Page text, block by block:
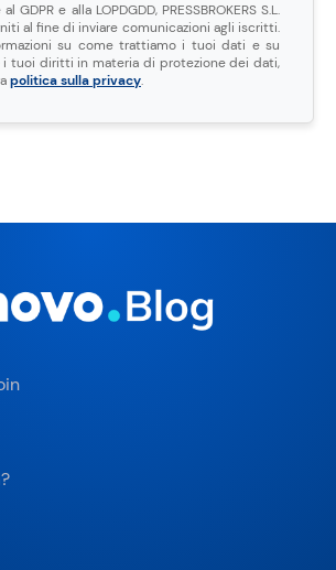
GDPR e alla LOPDGDD, PRESSBROKERS S.L.
al fine di inviare comunicazioni agli iscritti.
su come trattiamo i tuoi dati e su
i tuoi diritti in materia di protezione dei dati,
politica sulla privacy.